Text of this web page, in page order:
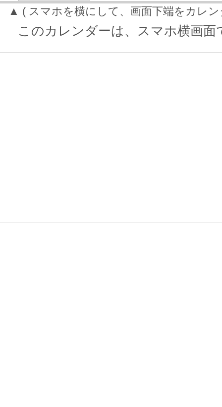
▲ ( スマホを横にして、画面下端をカレ
このカレンダーは、スマホ横画面